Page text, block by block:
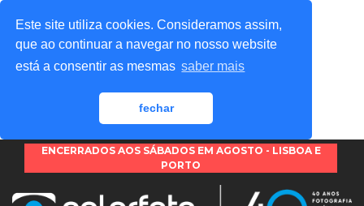
Este site utiliza cookies. Consideramos assim,
que ao continuar a navegar no nosso website
está a consentir as mesmas saber mais
fechar
ENCERRADOS AOS SÁBADOS EM AGOSTO - LISBOA E
PORTO